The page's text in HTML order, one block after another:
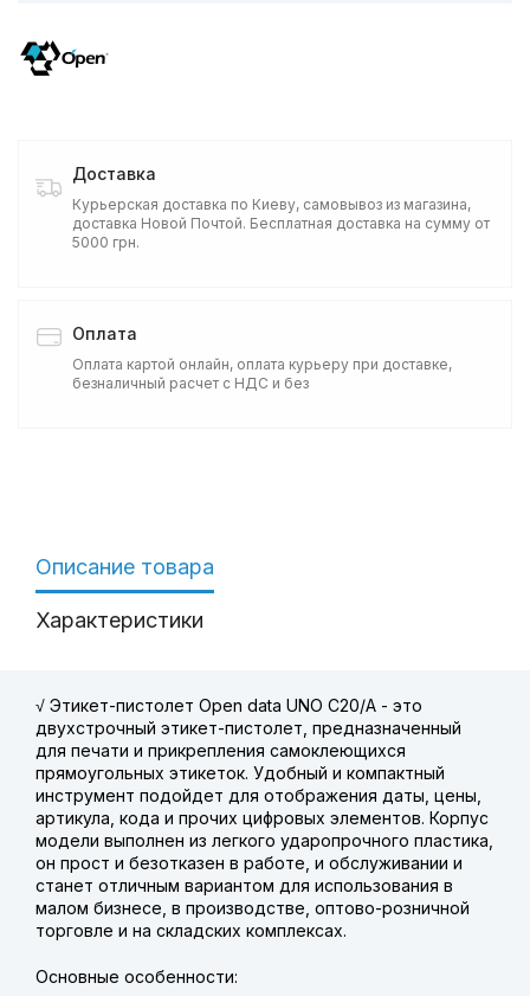
Доставка
Курьерская доставка по Киеву, самовывоз из магазина,
доставка Новой Почтой. Бесплатная доставка на сумму от
5000 грн.
Оплата
Оплата картой онлайн, оплата курьеру при доставке,
безналичный расчет с НДС и без
Описание товара
Характеристики
√ Этикет-пистолет Open data UNO С20/А - это
двухстрочный этикет-пистолет, предназначенный
для печати и прикрепления самоклеющихся
прямоугольных этикеток. Удобный и компактный
инструмент подойдет для отображения даты, цены,
артикула, кода и прочих цифровых элементов. Корпус
модели выполнен из легкого ударопрочного пластика,
он прост и безотказен в работе, и обслуживании и
станет отличным вариантом для использования в
малом бизнесе, в производстве, оптово-розничной
торговле и на складских комплексах.
Основные особенности: